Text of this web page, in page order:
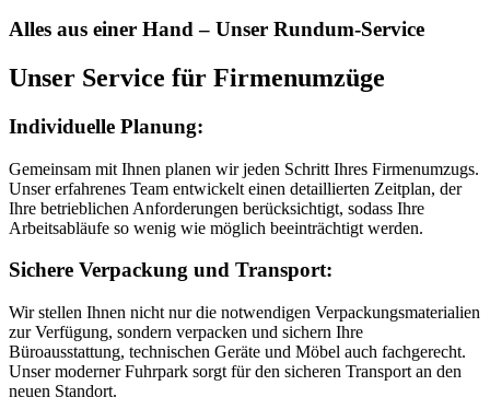
Alles aus einer Hand – Unser Rundum-Service
Unser Service für Firmenumzüge
Individuelle Planung:
Gemeinsam mit Ihnen planen wir jeden Schritt Ihres Firmenumzugs.
Unser erfahrenes Team entwickelt einen detaillierten Zeitplan, der
Ihre betrieblichen Anforderungen berücksichtigt, sodass Ihre
Arbeitsabläufe so wenig wie möglich beeinträchtigt werden.
Sichere Verpackung und Transport:
Wir stellen Ihnen nicht nur die notwendigen Verpackungsmaterialien
zur Verfügung, sondern verpacken und sichern Ihre
Büroausstattung, technischen Geräte und Möbel auch fachgerecht.
Unser moderner Fuhrpark sorgt für den sicheren Transport an den
neuen Standort.